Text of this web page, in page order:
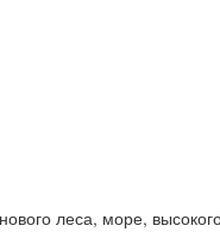
леса, море,